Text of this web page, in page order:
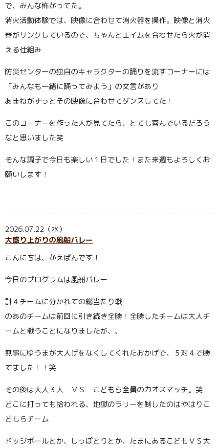
で、みんな怖がってた。
消火活動体験では、映像に合わせて消火器を操作。映像と消火
器がリンクしているので、ちゃんとエイムを合わせたら火が消
える仕組み
防災センターの独自のキャラクターの踊りを流すコーナーには
「みんなも一緒に踊ってみよう」の文言があり
あまねがずっとその映像に合わせてダンスしてた！
このコーナーを作った人が見てたら、とても喜んでいるだろう
なと思いました笑
そんな調子で今日も楽しい１日でした！また来週もよろしくお
願いします！
2026.07.22（水）
大盛り上がりの風船バレー
こんにちは、かえぽんです！
今日のプログラムは風船バレー
計４チームに分かれての総当たり戦
のあのチームは前回に引き続き全勝！全勝したチームは大人チ
ームと戦うことになりましたが、、
無事にゆうまが大人げをなくしてくれたおかげで、５対４で勝
てました！！笑
その後は大人３人 ＶＳ こどもら全員のカオスマッチ。笑
どこに打っても拾われる、地獄のラリーを制したのはやはりこ
どもらチーム
ドッジボールとか、しっぽとりとか、たまにあるこどもＶＳ大